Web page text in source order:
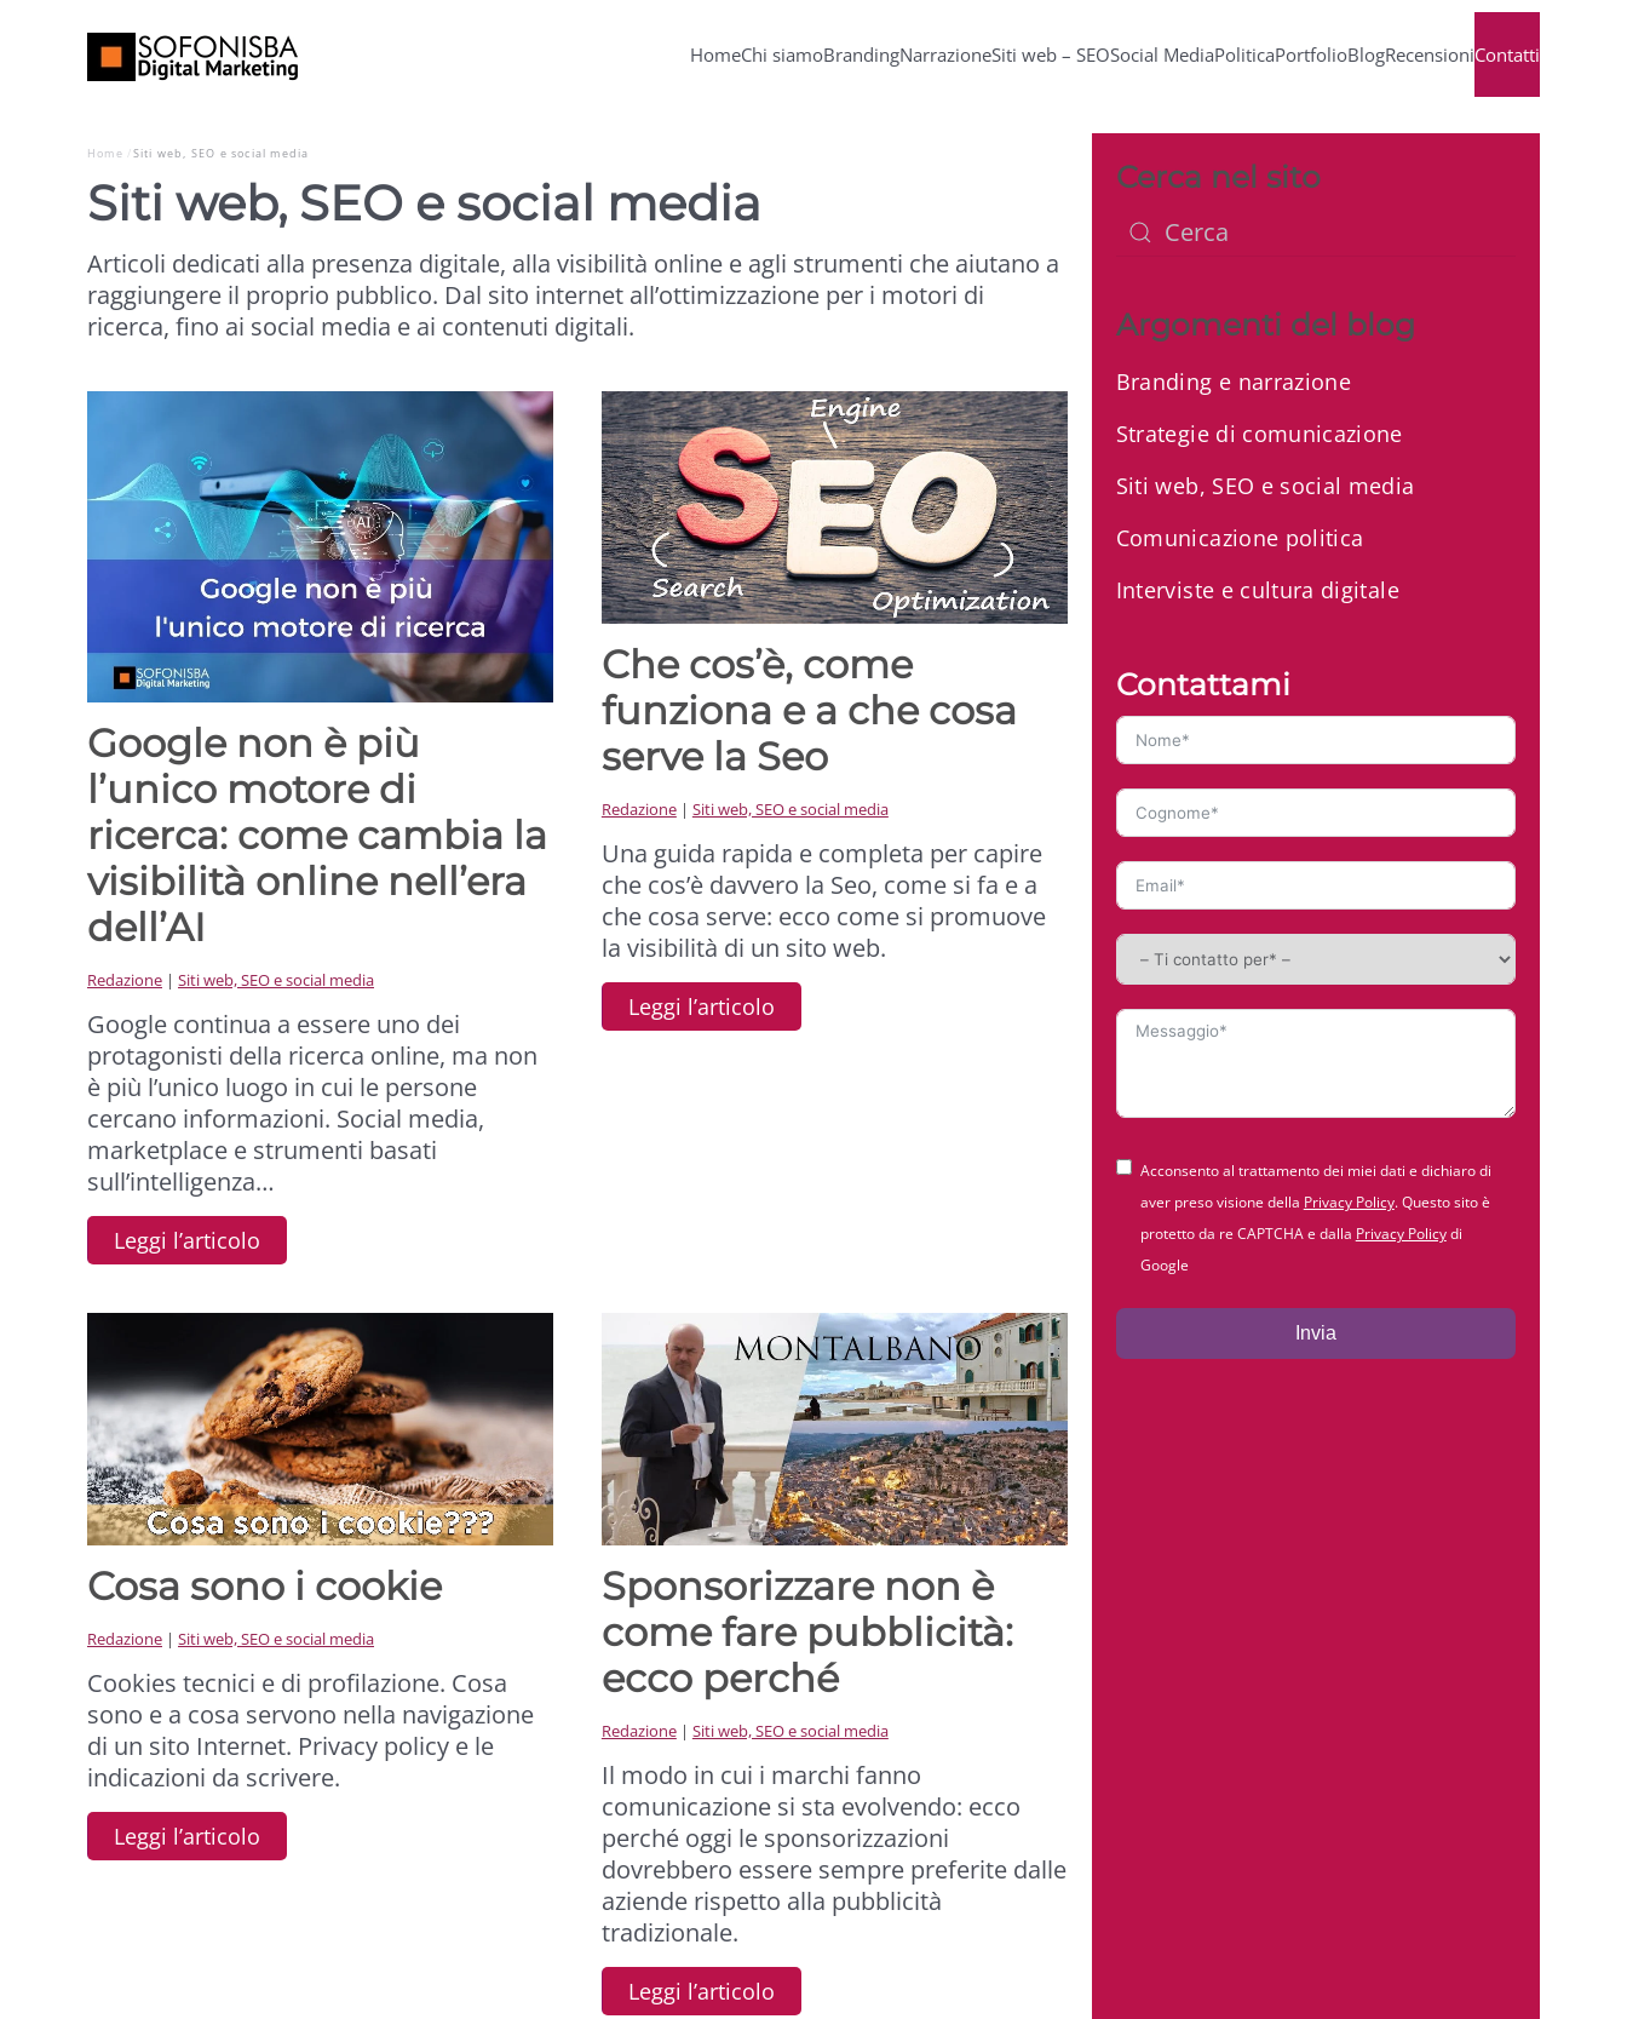
HomeChi siamoBrandingNarrazioneSiti web – SEOSocial MediaPoliticaPortfolioBlogRecensioniContatti
Home Siti web, SEO e social media
Siti web, SEO e social media
Articoli dedicati alla presenza digitale, alla visibilità online e agli strumenti che aiutano a
raggiungere il proprio pubblico. Dal sito internet all’ottimizzazione per i motori di
ricerca, fino ai social media e ai contenuti digitali.
Google non è più
l’unico motore di
ricerca: come cambia la
visibilità online nell’era
dell’AI
Redazione | Siti web, SEO e social media
Google continua a essere uno dei
protagonisti della ricerca online, ma non
è più l’unico luogo in cui le persone
cercano informazioni. Social media,
marketplace e strumenti basati
sull’intelligenza…
Leggi l’articolo
Che cos’è, come
funziona e a che cosa
serve la Seo
Redazione| Siti web, SEO e social media
Una guida rapida e completa per capire
che cos’è davvero la Seo, come si fa e a
che cosa serve: ecco come si promuove
la visibilità di un sito web.
Leggi l’articolo
Cosa sono i cookie
Redazione | Siti web, SEO e social media
Cookies tecnici e di profilazione. Cosa
sono e a cosa servono nella navigazione
di un sito Internet. Privacy policy e le
indicazioni da scrivere.
Leggi l’articolo
Sponsorizzare non è
come fare pubblicità:
ecco perché
Redazione| Siti web, SEO e social media
Il modo in cui i marchi fanno
comunicazione si sta evolvendo: ecco
perché oggi le sponsorizzazioni
dovrebbero essere sempre preferite dalle
aziende rispetto alla pubblicità
tradizionale.
Leggi l’articolo
Cerca nel sito
Argomenti del blog
Branding e narrazione
Strategie di comunicazione
Siti web, SEO e social media
Comunicazione politica
Interviste e cultura digitale
Contattami
Acconsento al trattamento dei miei dati e dichiaro di
aver preso visione della Privacy Policy. Questo sito è
protetto da re CAPTCHA e dalla Privacy Policydi
Google
Invia